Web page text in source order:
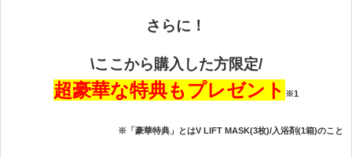
さらに！
\ここから購入した方限定/
超豪華な特典もプレゼント ※1
※「豪華特典」とはV LIFT MASK(3枚)/入浴剤(1箱)のこと